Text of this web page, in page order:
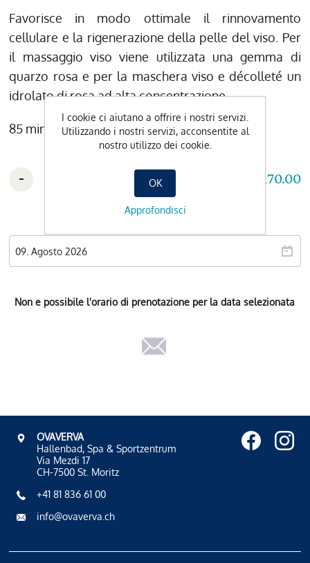
Favorisce in modo ottimale il rinnovamento
cellulare e la rigenerazione della pelle del viso. Per
il massaggio viso viene utilizzata una gemma di
quarzo rosa e per la maschera viso e décolleté un
idrolato di rosa ad alta concentrazione.
85 min. / CHF 170.- (incl. ingresso Spa a 3 ore)
CHF 170.00
-
Non e possibile l'orario di prenotazione per la data selezionata
OVAVERVA
Hallenbad, Spa & Sportzentrum
Via Mezdi 17
CH-7500 St. Moritz
+41 81 836 61 00
info@ovaverva.ch
I cookie ci aiutano a offrire i nostri servizi.
Utilizzando i nostri servizi, acconsentite al
nostro utilizzo dei cookie.
OK
Approfondisci